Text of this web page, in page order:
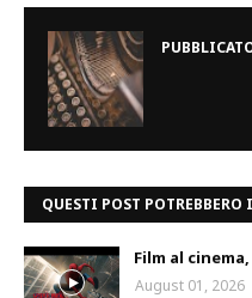
QUESTI POST POTREBBERO
Film al
August 01, 2026